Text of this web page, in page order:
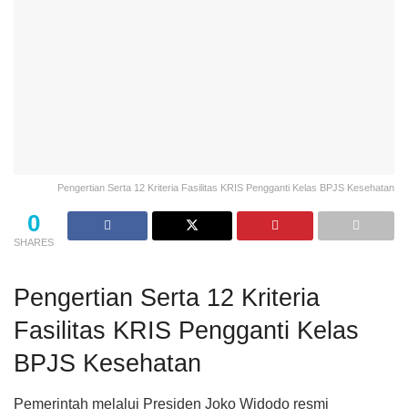
Pengertian Serta 12 Kriteria Fasilitas KRIS Pengganti Kelas BPJS Kesehatan
0
SHARES
Pengertian Serta 12 Kriteria
Fasilitas KRIS Pengganti Kelas
BPJS Kesehatan
Pemerintah melalui Presiden Joko Widodo resmi